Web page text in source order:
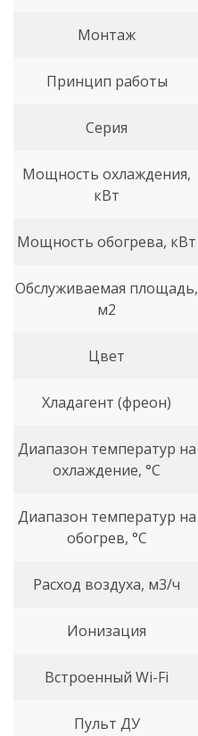
Монтаж
Принцип работы
Серия
Мощность охлаждения,
кВт
Мощность обогрева, кВт
Обслуживаемая площадь,
м2
Цвет
Хладагент (фреон)
Диапазон температур на
охлаждение, °С
Диапазон температур на
обогрев, °С
Расход воздуха, м3/ч
Ионизация
Встроенный Wi-Fi
Пульт ДУ